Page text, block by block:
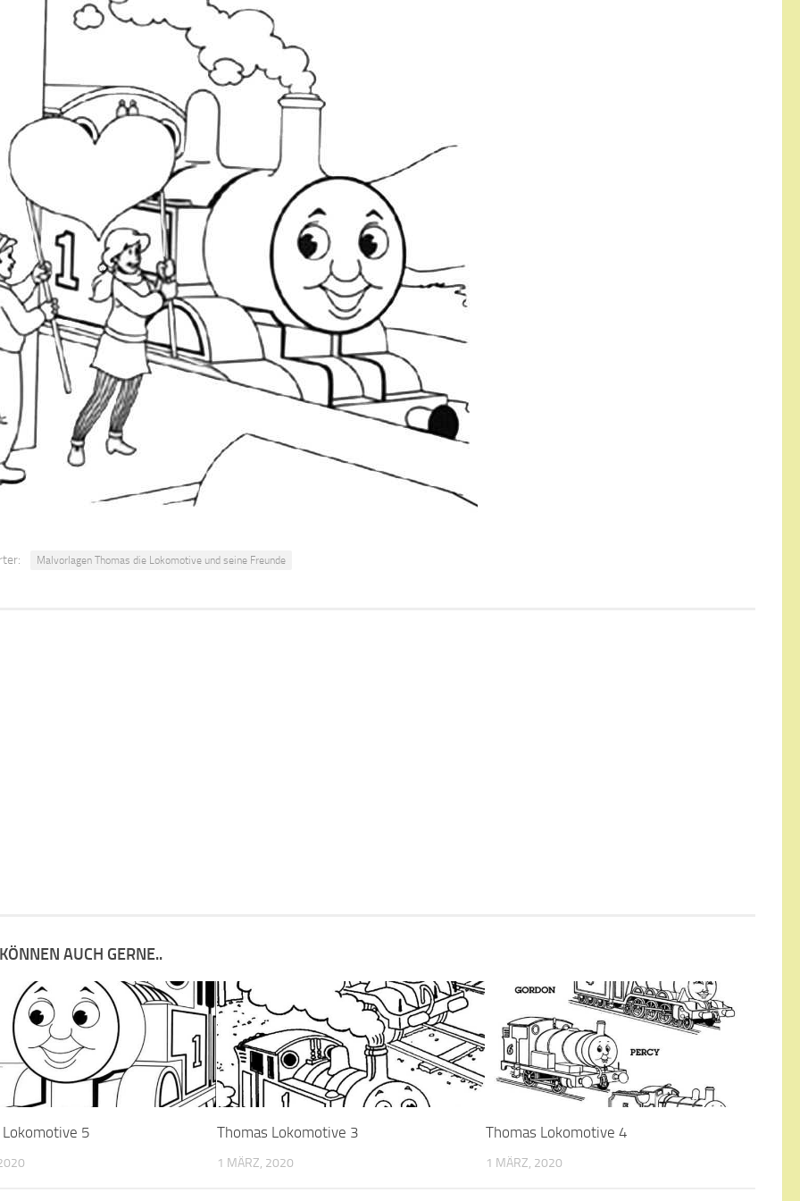
Malvorlagen Thomas die Lokomotive und seine Freunde
AUCH GERNE..
5 Thomas Lokomotive 3
1 MÄRZ, 2020
Thomas Lokomotive 4
1 MÄRZ, 2020